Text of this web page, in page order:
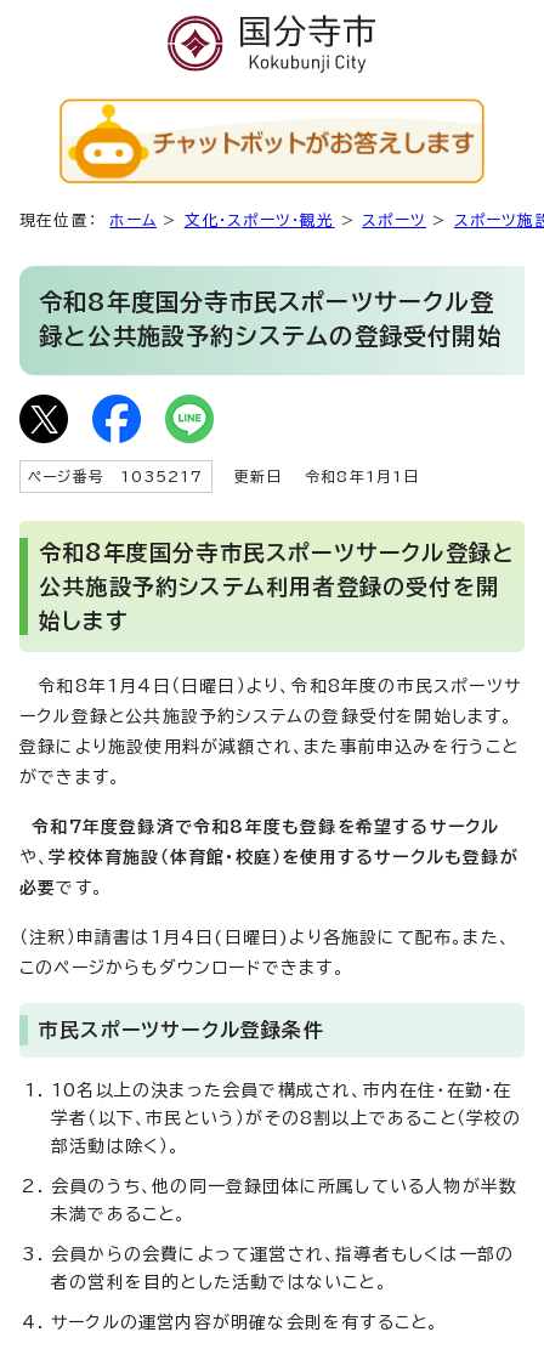
現在位置： ホーム > 文化・スポーツ・観光 > スポーツ > スポーツ施
令和8年度国分寺市民スポーツサークル登
録と公共施設予約システムの登録受付開始
ページ番号 1035217 更新日 令和8年1月1日
令和8年度国分寺市民スポーツサークル登録と
公共施設予約システム利用者登録の受付を開
始します
令和8年1月4日（日曜日）より、令和8年度の市民スポーツサ
ークル登録と公共施設予約システムの登録受付を開始します。
登録により施設使用料が減額され、また事前申込みを行うこと
ができます。
令和7年度登録済で令和8年度も登録を希望するサークル
や、学校体育施設（体育館・校庭）を使用するサークルも登録が
必要です。
（注釈）申請書は1月4日(日曜日)より各施設にて配布。また、
このページからもダウンロードできます。
市民スポーツサークル登録条件
10名以上の決まった会員で構成され、市内在住・在勤・在
学者（以下、市民という）がその8割以上であること（学校の
部活動は除く）。
会員のうち、他の同一登録団体に所属している人物が半数
未満であること。
会員からの会費によって運営され、指導者もしくは一部の
者の営利を目的とした活動ではないこと。
サークルの運営内容が明確な会則を有すること。